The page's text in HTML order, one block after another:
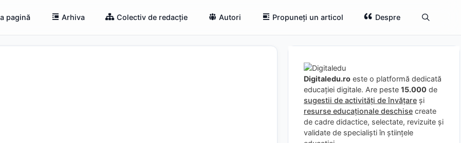
pagină Arhiva Colectiv de redacție Autori Propuneți un articol Despre
Digitaledu.ro este o platformă dedicată
educației digitale. Are peste 15.000 de
sugestii de activități de învățare și
resurse educaționale deschise create
de cadre didactice, selectate, revizuite și
validate de specialiști în științele